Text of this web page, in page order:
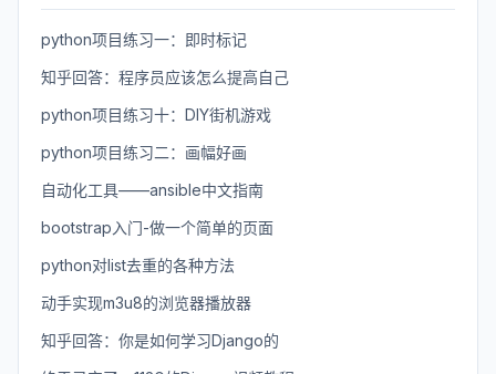
python项目练习一：即时标记
知乎回答：程序员应该怎么提高自己
python项目练习十：DIY街机游戏
python项目练习二：画幅好画
自动化工具——ansible中文指南
bootstrap入门-做一个简单的页面
python对list去重的各种方法
动手实现m3u8的浏览器播放器
知乎回答：你是如何学习Django的